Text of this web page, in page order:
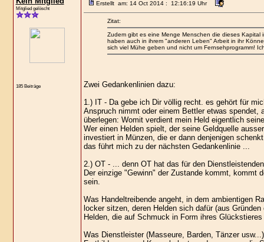
Mitglied gelöscht
185 Beiträge
Erstellt am: 14 Oct 2014 : 12:16:19 Uhr
Zitat:
Zudem gibt es eine Menge Menschen die dieses
haben auch in ihrem "anderen Leben" Arbeit in ihr
sich viel Mühe geben und nicht um Fernsehprogramm!
Zwei Gedankenlinien dazu:
1.) IT - Da gebe ich Dir völlig recht. es gehört für
Anspruch nimmt oder einem Bettler etwas
überlegen: Womit verdient mein Held eigentlich
Wer einen Helden spielt, der seine Geldquelle
investiert in Münzen, die er dann denjenigen
das führt mich zu der nächsten Gedankenlinie ...
2.) OT - ... denn OT hat das für den
Der einzige "Gewinn" der Zustande kommt, kommt
sein.
Was Handeltreibende angeht, in dem ambientigen
locker sitzen, deren Helden sich dafür (aus
Helden, die auf Schmuck in Form ihres
Was Dienstleister (Masseure, Barden, Tänzer